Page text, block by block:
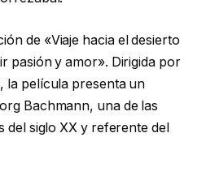
de «Viaje hacia el desierto
pasión y amor». Dirigida por
la película presenta un
Bachmann, una de las
del siglo XX y referente del